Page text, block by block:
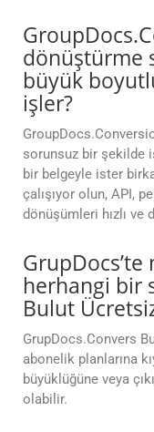
dönüştürme
büyük
işler?
sorunsuz bir şekilde
bir belgeyle ister
çalışıyor olun, API,
dönüşümleri hızlı
herhangi bir
Bulut
GrupDocs.Convers
abonelik planlarına
büyüklüğüne veya
olabilir.